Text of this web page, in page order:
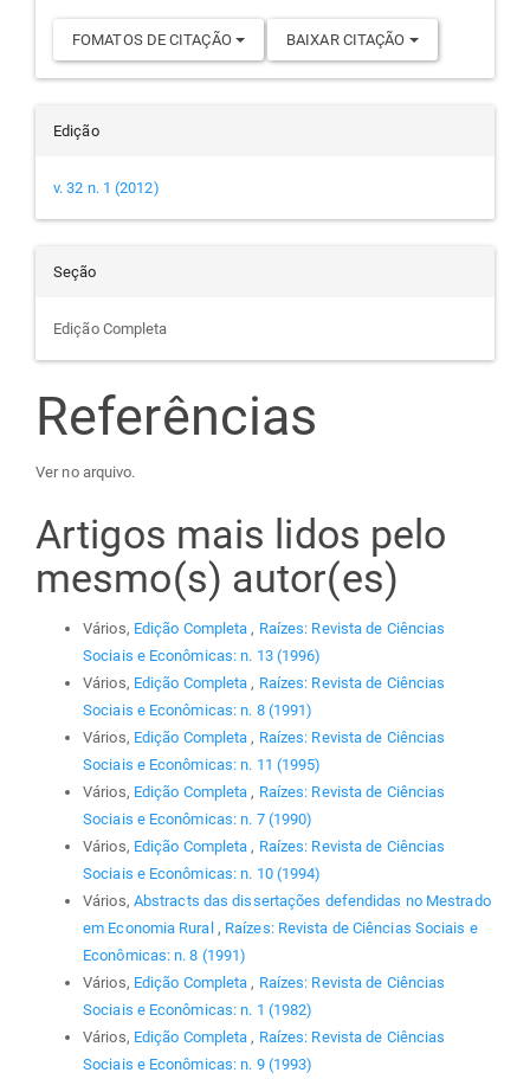
FOMATOS DE CITAÇÃO BAIXAR CITAÇÃO
Edição
v. 32 n. 1 (2012)
Seção
Edição Completa
Referências
Ver no arquivo.
Artigos mais lidos pelo
mesmo(s) autor(es)
Vários, Edição Completa , Raízes: Revista de Ciências
Sociais e Econômicas: n. 13 (1996)
Vários, Edição Completa , Raízes: Revista de Ciências
Sociais e Econômicas: n. 8 (1991)
Vários, Edição Completa , Raízes: Revista de Ciências
Sociais e Econômicas: n. 11 (1995)
Vários, Edição Completa , Raízes: Revista de Ciências
Sociais e Econômicas: n. 7 (1990)
Vários, Edição Completa , Raízes: Revista de Ciências
Sociais e Econômicas: n. 10 (1994)
Vários, Abstracts das dissertações defendidas no Mestrado
em Economia Rural , Raízes: Revista de Ciências Sociais e
Econômicas: n. 8 (1991)
Vários, Edição Completa , Raízes: Revista de Ciências
Sociais e Econômicas: n. 1 (1982)
Vários, Edição Completa , Raízes: Revista de Ciências
Sociais e Econômicas: n. 9 (1993)